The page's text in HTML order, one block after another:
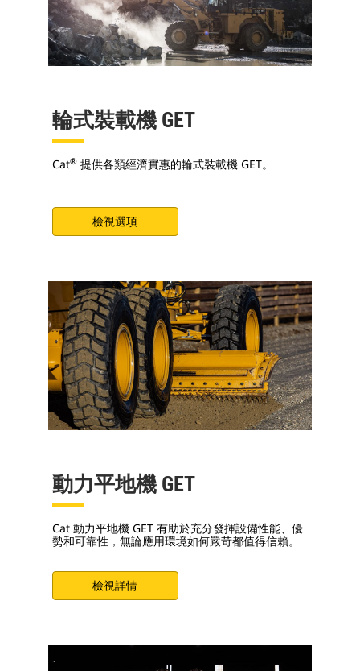
輪式裝載機 GET
Cat® 提供各類經濟實惠的輪式裝載機 GET。
檢視選項
動力平地機 GET
Cat 動力平地機 GET 有助於充分發揮設備性能、優
勢和可靠性，無論應用環境如何嚴苛都值得信賴。
檢視詳情